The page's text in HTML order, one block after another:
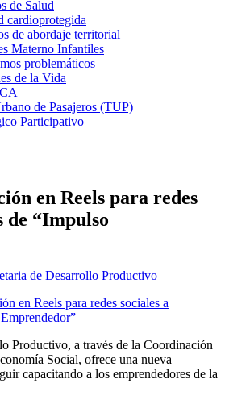
de Salud
cardioprotegida
de abordaje territorial
Materno Infantiles
problemáticos
de la Vida
de Pasajeros (TUP)
Participativo
en Reels para redes
de “Impulso
de Desarrollo Productivo
Productivo, a través de la Coordinación
Social, ofrece una nueva
capacitando a los emprendedores de la